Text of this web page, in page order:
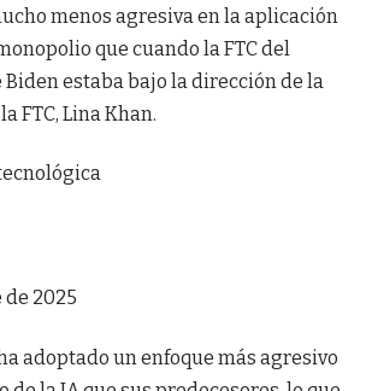
menos agresiva en la aplicación
que cuando la FTC del
Biden estaba bajo la dirección de la
FTC, Lina Khan.
de 2025
adoptado un enfoque más agresivo